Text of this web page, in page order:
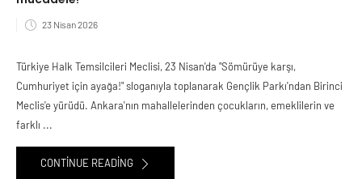
23 Nisan 2026
Türkiye Halk Temsilcileri Meclisi, 23 Nisan'da "Sömürüye karşı,
Cumhuriyet için ayağa!" sloganıyla toplanarak Gençlik Parkı'ndan Birinci
Meclis'e yürüdü. Ankara'nın mahallelerinden çocukların, emeklilerin ve
farklı ...
CONTINUE READING